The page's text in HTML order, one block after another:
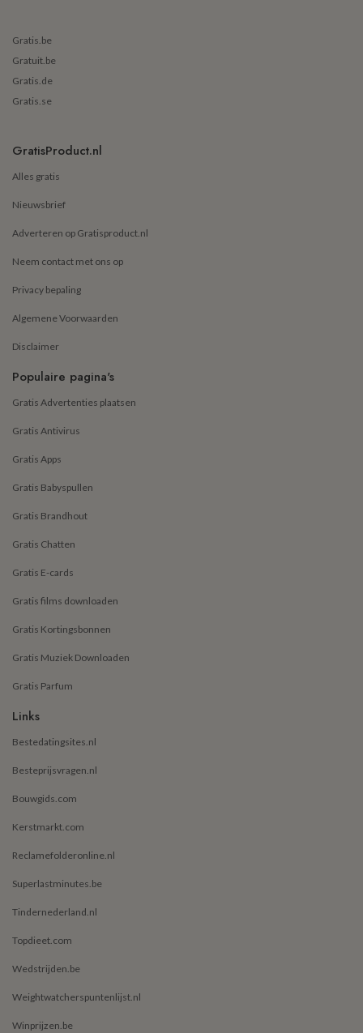
Gratis.be
Gratuit.be
Gratis.de
Gratis.se
GratisProduct.nl
Alles gratis
Nieuwsbrief
Adverteren op Gratisproduct.nl
Neem contact met ons op
Privacy bepaling
Algemene Voorwaarden
Disclaimer
Populaire pagina's
Gratis Advertenties plaatsen
Gratis Antivirus
Gratis Apps
Gratis Babyspullen
Gratis Brandhout
Gratis Chatten
Gratis E-cards
Gratis films downloaden
Gratis Kortingsbonnen
Gratis Muziek Downloaden
Gratis Parfum
Links
Bestedatingsites.nl
Besteprijsvragen.nl
Bouwgids.com
Kerstmarkt.com
Reclamefolderonline.nl
Superlastminutes.be
Tindernederland.nl
Topdieet.com
Wedstrijden.be
Weightwatcherspuntenlijst.nl
Winprijzen.be